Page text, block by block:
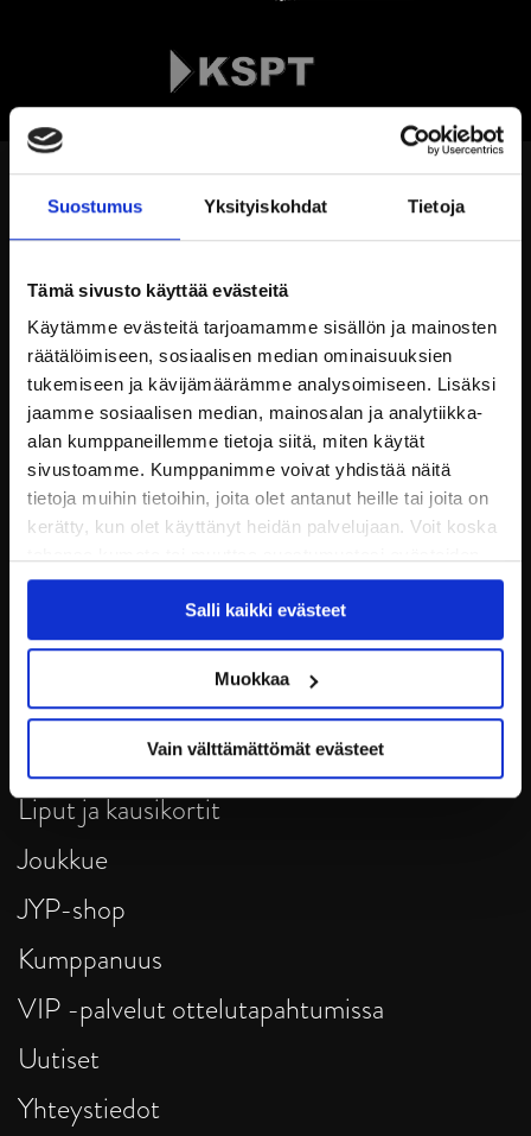
Suostumus Yksityiskohdat Tietoja
Tämä sivusto käyttää evästeitä
Käytämme evästeitä tarjoamamme sisällön ja mainosten
räätälöimiseen, sosiaalisen median ominaisuuksien
tukemiseen ja kävijämäärämme analysoimiseen. Lisäksi
jaamme sosiaalisen median, mainosalan ja analytiikka-
alan kumppaneillemme tietoja siitä, miten käytät
sivustoamme. Kumppanimme voivat yhdistää näitä
tietoja muihin tietoihin, joita olet antanut heille tai joita on
kerätty, kun olet käyttänyt heidän palvelujaan. Voit koska
käytöstäEvästeet-sivultamme.
Salli kaikki evästeet
Muokkaa
Vain välttämättömät evästeet
JYP Jyväskylä Oy
Puistokatu 21, 40200 Jyväskylä
Tietosuoja
Ottelut
Liput ja kausikortit
Joukkue
JYP-shop
Kumppanuus
VIP -palvelut ottelutapahtumissa
Uutiset
Yhteystiedot